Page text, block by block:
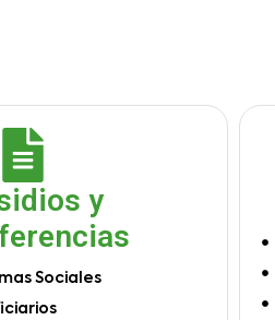
y
Sociales